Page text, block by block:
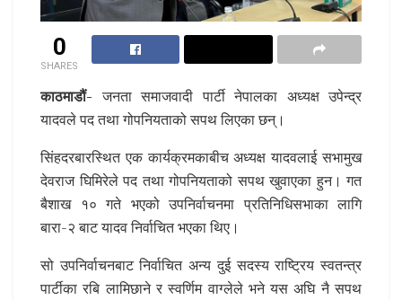
0
SHARES
काठमाडौं- जनता समाजवादी पार्टी नेपालका अध्यक्ष उपेन्द्र
यादवले पद तथा गोपनियताको सपथ लिएका छन्।
सिंहदरबारस्थित एक कार्यक्रमकाबीच अध्यक्ष यादवलाई सभामुख
देवराज घिमिरेले पद तथा गोपनियताको सपथ खुवाएका हुन। गत
बैशाख १० गते भएको उपनिर्वाचनमा प्रतिनिधिसभाका लागि
बारा-२ बाट यादव निर्वाचित भएका थिए।
सो उपनिर्वाचनबाट निर्वाचित अन्य दुई सदस्य राष्ट्रिय स्वतन्त्र
पार्टीका रबि लामिछाने र स्वर्णिम वाग्लेले भने यस अघि नै सपथ